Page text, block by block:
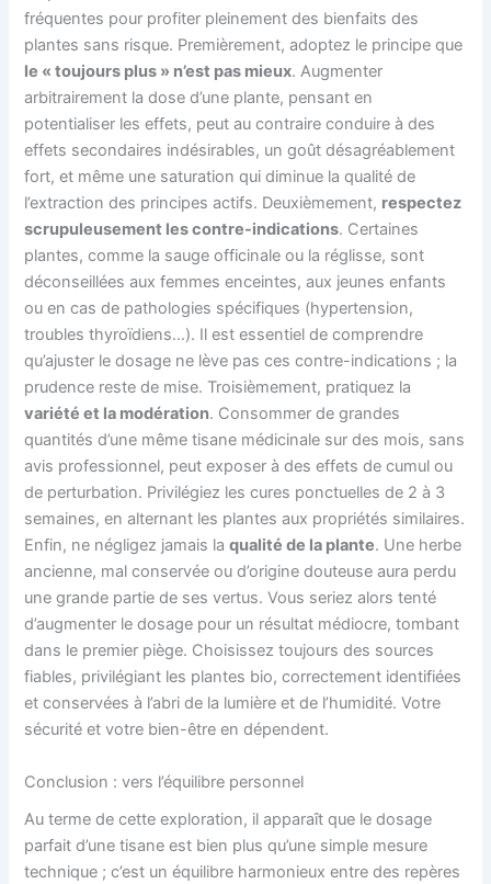
fréquentes pour profiter pleinement des bienfaits des
plantes sans risque. Premièrement, adoptez le principe que
le « toujours plus » n’est pas mieux. Augmenter
arbitrairement la dose d’une plante, pensant en
potentialiser les effets, peut au contraire conduire à des
effets secondaires indésirables, un goût désagréablement
fort, et même une saturation qui diminue la qualité de
l’extraction des principes actifs. Deuxièmement, respectez
scrupuleusement les contre-indications. Certaines
plantes, comme la sauge officinale ou la réglisse, sont
déconseillées aux femmes enceintes, aux jeunes enfants
ou en cas de pathologies spécifiques (hypertension,
troubles thyroïdiens…). Il est essentiel de comprendre
qu’ajuster le dosage ne lève pas ces contre-indications ; la
prudence reste de mise. Troisièmement, pratiquez la
variété et la modération. Consommer de grandes
quantités d’une même tisane médicinale sur des mois, sans
avis professionnel, peut exposer à des effets de cumul ou
de perturbation. Privilégiez les cures ponctuelles de 2 à 3
semaines, en alternant les plantes aux propriétés similaires.
Enfin, ne négligez jamais laqualité de la plante. Une herbe
ancienne, mal conservée ou d’origine douteuse aura perdu
une grande partie de ses vertus. Vous seriez alors tenté
d’augmenter le dosage pour un résultat médiocre, tombant
dans le premier piège. Choisissez toujours des sources
fiables, privilégiant les plantes bio, correctement identifiées
et conservées à l’abri de la lumière et de l’humidité. Votre
sécurité et votre bien-être en dépendent.
Conclusion : vers l’équilibre personnel
Au terme de cette exploration, il apparaît que le dosage
parfait d’une tisane est bien plus qu’une simple mesure
technique ; c’est un équilibre harmonieux entre des repères